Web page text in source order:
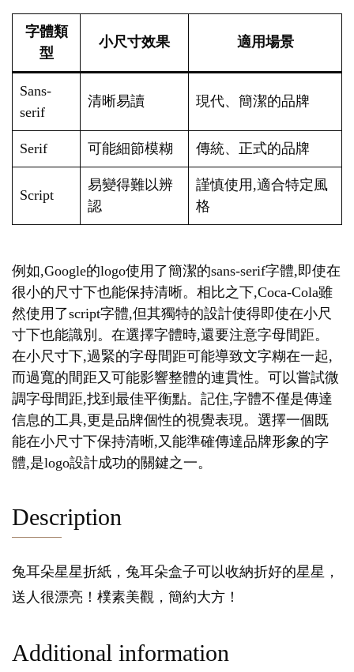
字體類
型
小尺寸效果 適用場景
Sans-
serif
清晰易讀 現代、簡潔的品牌
Serif 可能細節模糊 傳統、正式的品牌
Script
易變得難以辨
認
謹慎使用,適合特定風
格
例如,Google的logo使用了簡潔的sans-serif字體,即使在
很小的尺寸下也能保持清晰。相比之下,Coca-Cola雖
然使用了script字體,但其獨特的設計使得即使在小尺
寸下也能識別。在選擇字體時,還要注意字母間距。
在小尺寸下,過緊的字母間距可能導致文字糊在一起,
而過寬的間距又可能影響整體的連貫性。可以嘗試微
調字母間距,找到最佳平衡點。記住,字體不僅是傳達
信息的工具,更是品牌個性的視覺表現。選擇一個既
能在小尺寸下保持清晰,又能準確傳達品牌形象的字
體,是logo設計成功的關鍵之一。
Description
兔耳朵星星折紙，兔耳朵盒子可以收納折好的星星，
送人很漂亮！樸素美觀，簡約大方！
Additional information